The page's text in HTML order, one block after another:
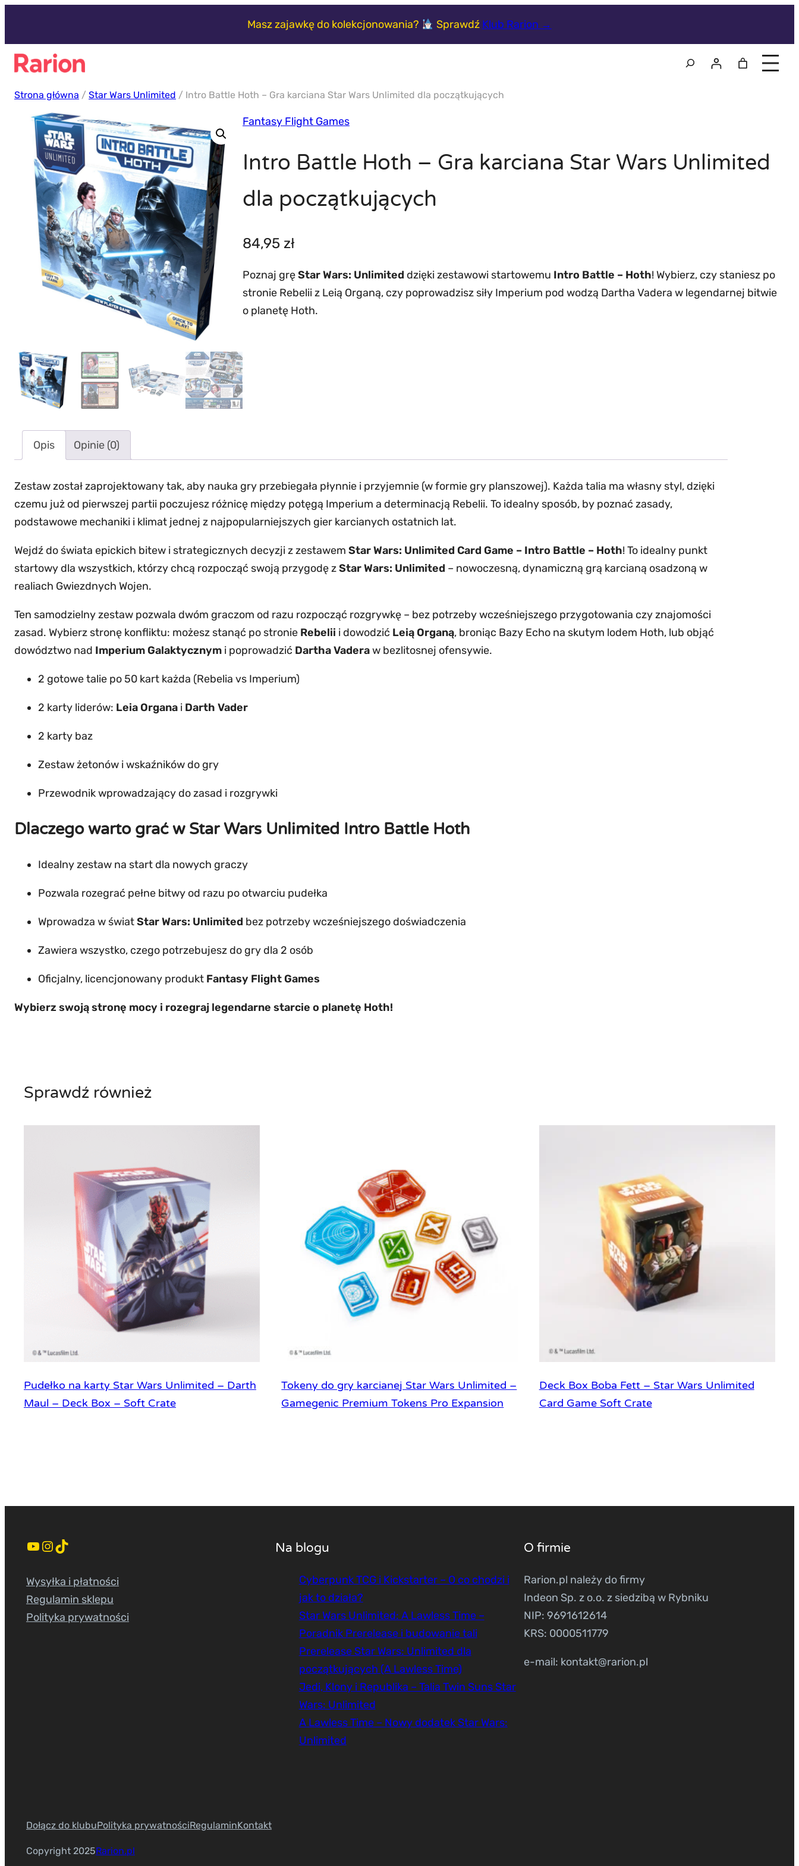
Masz zajawkę do kolekcjonowania? Sprawdź Klub Rarion →
Szukaj
Strona główna / Star Wars Unlimited / Intro Battle Hoth – Gra karciana Star Wars Unlimited dla początkujących
Fantasy Flight Games
Intro Battle Hoth – Gra karciana Star Wars Unlimited
dla początkujących
84,95 zł
Poznaj gręStar Wars: Unlimited dzięki zestawowi startowemu Intro Battle – Hoth! Wybierz, czy staniesz po
stronie Rebelii z Leią Organą, czy poprowadzisz siły Imperium pod wodzą Dartha Vadera w legendarnej bitwie
o planetę Hoth.
Opis Opinie (0)
Zestaw został zaprojektowany tak, aby nauka gry przebiegała płynnie i przyjemnie (w formie gry planszowej). Każda talia ma własny styl, dzięki
czemu już od pierwszej partii poczujesz różnicę między potęgą Imperium a determinacją Rebelii. To idealny sposób, by poznać zasady,
podstawowe mechaniki i klimat jednej z najpopularniejszych gier karcianych ostatnich lat.
Wejdź do świata epickich bitew i strategicznych decyzji z zestawem Star Wars: Unlimited Card Game – Intro Battle – Hoth! To idealny punkt
startowy dla wszystkich, którzy chcą rozpocząć swoją przygodę zStar Wars: Unlimited – nowoczesną, dynamiczną grą karcianą osadzoną w
realiach Gwiezdnych Wojen.
Ten samodzielny zestaw pozwala dwóm graczom od razu rozpocząć rozgrywkę – bez potrzeby wcześniejszego przygotowania czy znajomości
zasad. Wybierz stronę konfliktu: możesz stanąć po stronie Rebelii i dowodzić Leią Organą, broniąc Bazy Echo na skutym lodem Hoth, lub objąć
dowództwo nad Imperium Galaktycznym i poprowadzić Dartha Vaderaw bezlitosnej ofensywie.
2 gotowe talie po 50 kart każda (Rebelia vs Imperium)
2 karty liderów: Leia Organa i Darth Vader
2 karty baz
Zestaw żetonów i wskaźników do gry
Przewodnik wprowadzający do zasad i rozgrywki
Dlaczego warto grać w Star Wars Unlimited Intro Battle Hoth
Idealny zestaw na start dla nowych graczy
Pozwala rozegrać pełne bitwy od razu po otwarciu pudełka
Wprowadza w światStar Wars: Unlimited bez potrzeby wcześniejszego doświadczenia
Zawiera wszystko, czego potrzebujesz do gry dla 2 osób
Oficjalny, licencjonowany produkt Fantasy Flight Games
Wybierz swoją stronę mocy i rozegraj legendarne starcie o planetę Hoth!
Sprawdź również
Pudełko na karty Star Wars Unlimited – Darth
Maul – Deck Box – Soft Crate
Tokeny do gry karcianej Star Wars Unlimited –
Gamegenic Premium Tokens Pro Expansion
Deck Box Boba Fett – Star Wars Unlimited
Card Game Soft Crate
YouTube InstagramTikTok
Wysyłka i płatności
Regulamin sklepu
Polityka prywatności
Na blogu
Cyberpunk TCG i Kickstarter – O co chodzi i
jak to działa?
Star Wars Unlimited: A Lawless Time –
Poradnik Prerelease i budowanie tali
Prerelease Star Wars: Unlimited dla
początkujących (A Lawless Time)
Jedi, Klony i Republika – Talia Twin Suns Star
Wars: Unlimited
A Lawless Time – Nowy dodatek Star Wars:
Unlimited
O firmie
Rarion.pl należy do firmy
Indeon Sp. z o.o. z siedzibą w Rybniku
NIP: 9691612614
KRS: 0000511779
e-mail: kontakt@rarion.pl
Dołącz do klubuPolityka prywatnościRegulaminKontakt
Copyright 2025Rarion.pl